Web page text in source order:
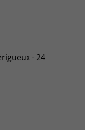
- 24